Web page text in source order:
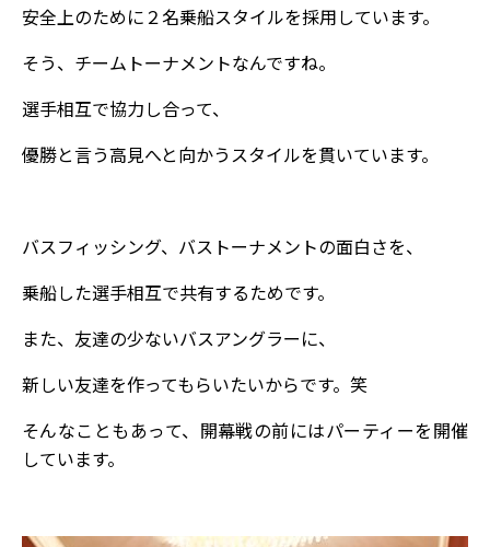
安全上のために２名乗船スタイルを採用しています。
そう、チームトーナメントなんですね。
選手相互で協力し合って、
優勝と言う高見へと向かうスタイルを貫いています。
バスフィッシング、バストーナメントの面白さを、
乗船した選手相互で共有するためです。
また、友達の少ないバスアングラーに、
新しい友達を作ってもらいたいからです。笑
そんなこともあって、開幕戦の前にはパーティーを開催
しています。